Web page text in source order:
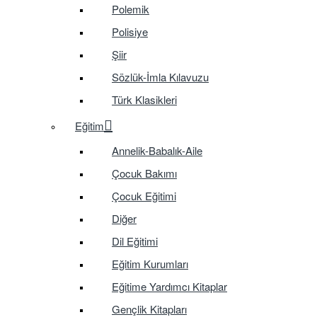
Polemik
Polisiye
Şiir
Sözlük-İmla Kılavuzu
Türk Klasikleri
Eğitim
Annelik-Babalık-Aile
Çocuk Bakımı
Çocuk Eğitimi
Diğer
Dil Eğitimi
Eğitim Kurumları
Eğitime Yardımcı Kitaplar
Gençlik Kitapları